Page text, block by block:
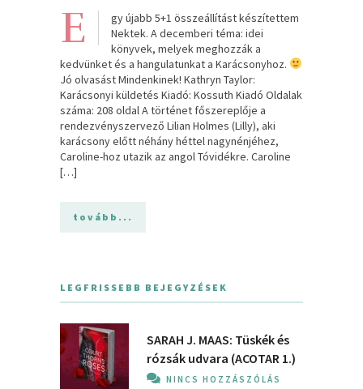
E
gy újabb 5+1 összeállítást készítettem
Nektek. A decemberi téma: idei
könyvek, melyek meghozzák a
kedvünket és a hangulatunkat a Karácsonyhoz.
Jó olvasást Mindenkinek! Kathryn Taylor:
Karácsonyi ​küldetés Kiadó: Kossuth Kiadó Oldalak
száma: 208 oldal A ​történet főszereplője a
rendezvényszervező Lilian Holmes (Lilly), aki
karácsony előtt néhány héttel nagynénjéhez,
Caroline-hoz utazik az angol Tóvidékre. Caroline
[…]
tovább...
LEGFRISSEBB BEJEGYZÉSEK
SARAH J. MAAS: Tüskék és
rózsák udvara (ACOTAR 1.)
NINCS HOZZÁSZÓLÁS